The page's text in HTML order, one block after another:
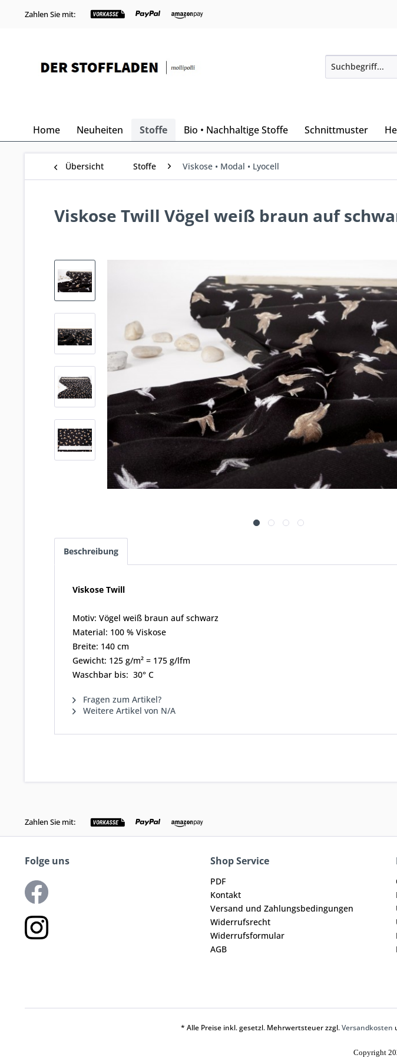
Zahlen Sie mit:
Home Neuheiten Stoffe Bio • Nachhaltige Stoffe Schnittmuster
Übersicht Stoffe Viskose • Modal • Lyocell
Viskose Twill Vögel weiß braun auf
Beschreibung
Viskose Twill
Motiv: Vögel weiß braun auf schwarz
Material: 100 % Viskose
Breite: 140 cm
Gewicht: 125 g/m² = 175 g/lfm
Waschbar bis: 30° C
Fragen zum Artikel?
Weitere Artikel von N/A
Zahlen Sie mit:
Folge uns Shop Service
PDF
Kontakt
Versand und Zahlungsbedingungen
Widerrufsrecht
Widerrufsformular
AGB
* Alle Preise inkl. gesetzl. Mehrwertsteuer zzgl.Versandkosten
Copyright